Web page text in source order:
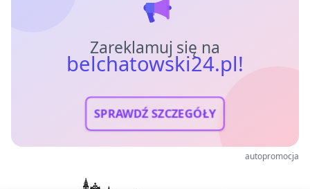
Zareklamuj się na
belchatowski24.pl!
SPRAWDŹ SZCZEGÓŁY
autopromocja